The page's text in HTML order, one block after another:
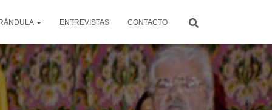
ENTREVISTAS CONTACTO